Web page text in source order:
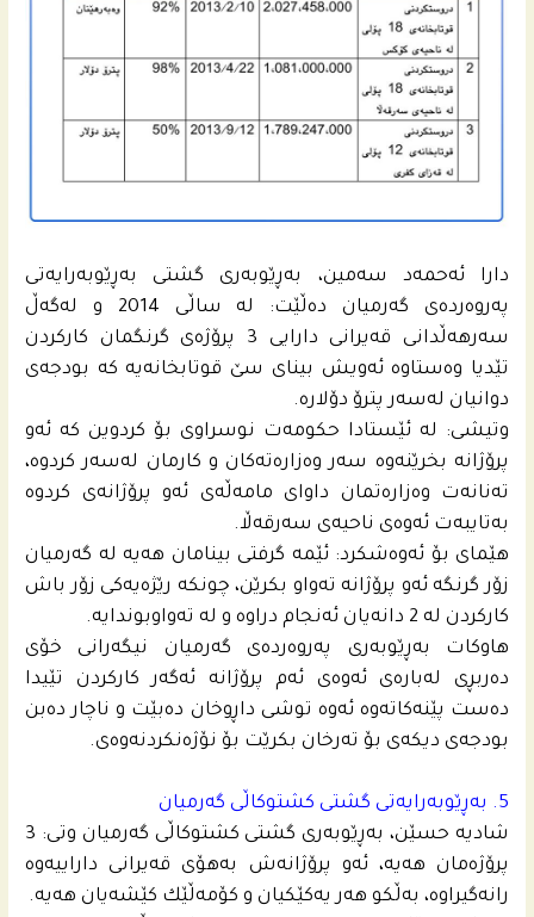
دارا ئه‌حمه‌د سه‌مین، به‌ڕێوبه‌رى گشتى به‌ڕێوبه‌رایه‌تى
په‌روه‌رده‌ى گه‌رمیان ده‌ڵێت: له‌ ساڵى 2014 و له‌گه‌ڵ
سه‌رهه‌ڵدانى قه‌یرانى دارایی 3 پرۆژه‌ى گرنگمان كاركردن
تێدیا ‌وه‌ستاوه‌ ئه‌ویش بیناى سێ قوتابخانه‌یه‌ كه‌ بودجه‌ى
دوانیان له‌سه‌ر پترۆ دۆلاره‌.
وتیشى: له‌ ئێستادا حكومه‌ت نوسراوى بۆ كردوین كه‌ ئه‌و
پرۆژانه‌ بخرێنه‌وه‌ سه‌ر وه‌زاره‌ته‌كان و كارمان له‌سه‌ر كردوه‌،
ته‌نانه‌ت وه‌زاره‌تمان داواى مامه‌ڵه‌ى ئه‌و پرۆژانه‌ى كردوه‌
به‌تایبه‌ت ئه‌وه‌ى ناحیه‌ى سه‌رقه‌ڵا.
هێماى بۆ ئه‌وه‌شكرد: ئێمه‌ گرفتى بینامان هه‌یه‌ له‌ گه‌رمیان
زۆر گرنگه‌ ئه‌و پرۆژانه‌ ته‌واو بكرێن، چونكه‌ رێژه‌یه‌كى زۆر باش
كاركردن له‌ 2 دانه‌یان ئه‌نجام دراوه‌ و له‌ ته‌واوبوندایه‌.
هاوكات به‌ڕێوبه‌رى په‌روه‌رده‌ى گه‌رمیان نیگه‌رانى خۆى
ده‌ربڕى له‌باره‌ى ئه‌وه‌ى ئه‌م پرۆژانه‌ ئه‌گه‌ر كاركردن تێیدا
ده‌ست پێنه‌كاته‌وه‌ ئه‌وه‌ توشى داڕوخان ده‌بێت و ناچار ده‌بن
بودجه‌ى دیكه‌ى بۆ ته‌رخان بكرێت بۆ نۆژه‌نكردنه‌وه‌ى.
5. به‌ڕێوبه‌رایه‌تى گشتى كشتوكاڵى گه‌رمیان
شادیه‌ حسێن، به‌ڕێوبه‌رى گشتى كشتوكاڵى گه‌رمیان وتى: 3
پرۆژه‌مان هه‌یه‌، ئه‌و پرۆژانه‌ش‌ به‌هۆى قه‌یرانى داراییه‌وه‌
رانه‌گیراوه‌، به‌ڵكو هه‌ر یه‌كێكیان و كۆمه‌ڵێك كێشه‌یان هه‌یه‌.